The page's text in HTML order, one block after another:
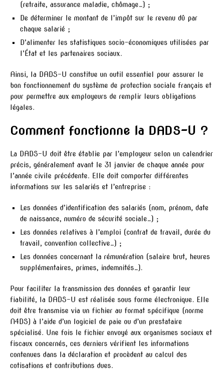
(retraite, assurance maladie, chômage…) ;
De déterminer le montant de l’impôt sur le revenu dû par
chaque salarié ;
D’alimenter les statistiques socio-économiques utilisées par
l’État et les partenaires sociaux.
Ainsi, la DADS-U constitue un outil essentiel pour assurer le
bon fonctionnement du système de protection sociale français et
pour permettre aux employeurs de remplir leurs obligations
légales.
Comment fonctionne la DADS-U ?
La DADS-U doit être établie par l’employeur selon un calendrier
précis, généralement avant le 31 janvier de chaque année pour
l’année civile précédente. Elle doit comporter différentes
informations sur les salariés et l’entreprise :
Les données d’identification des salariés (nom, prénom, date
de naissance, numéro de sécurité sociale…) ;
Les données relatives à l’emploi (contrat de travail, durée du
travail, convention collective…) ;
Les données concernant la rémunération (salaire brut, heures
supplémentaires, primes, indemnités…).
Pour faciliter la transmission des données et garantir leur
fiabilité, la DADS-U est réalisée sous forme électronique. Elle
doit être transmise via un fichier au format spécifique (norme
N4DS) à l’aide d’un logiciel de paie ou d’un prestataire
spécialisé. Une fois le fichier envoyé aux organismes sociaux et
fiscaux concernés, ces derniers vérifient les informations
contenues dans la déclaration et procèdent au calcul des
cotisations et contributions dues.